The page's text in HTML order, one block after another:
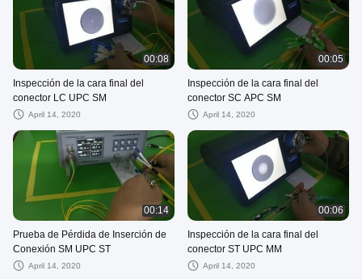
00:08
Inspección de la cara final del
conector LC UPC SM
April 14, 2020
00:05
Inspección de la cara final del
conector SC APC SM
April 14, 2020
00:14
Prueba de Pérdida de Inserción de
Conexión SM UPC ST
April 14, 2020
00:06
Inspección de la cara final del
conector ST UPC MM
April 14, 2020